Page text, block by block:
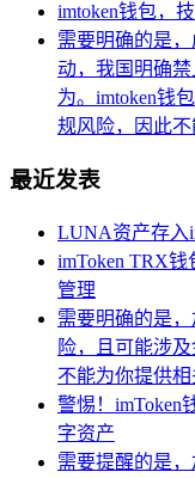
imtoken钱包，
需要明确的是
动，我国明确
为。imtoken钱
规风险，因此
最近发表
LUNA资产存入
imToken TRX
管理
需要明确的是
险，且可能涉
不能为你提供
警惕！imToken
字资产
需要提醒的是